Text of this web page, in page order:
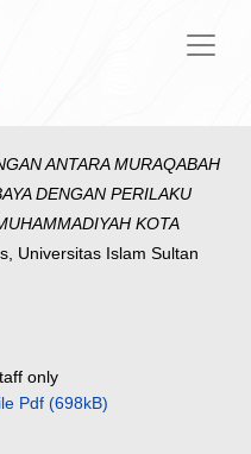
ANTARA MURAQABAH
DENGAN PERILAKU
KOTA
Universitas Islam Sultan
only
Pdf (698kB)